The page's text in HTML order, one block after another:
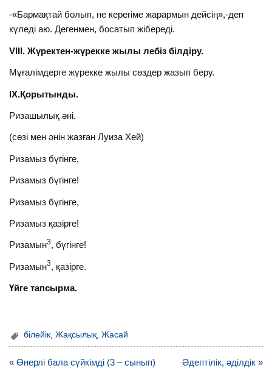
-«Бармақтай болып, не керегіме жарармын дейсің»,-деп
күледі аю. Дегенмен, босатып жібереді.
VІІІ. Жүректен-жүрекке жылы лебіз білдіру.
Мұғалімдерге жүрекке жылы сөздер жазып беру.
ІХ.Қорытынды.
Ризашылық әні.
(сөзі мен әнін жазған Луиза Хей)
Ризамыз бүгінге,
Ризамыз бүгінге!
Ризамыз бүгінге,
Ризамыз қазірге!
Ризамын3, бүгінге!
Ризамын3, қазірге.
Үйге тапсырма.
білейік,Жақсылық,Жасай
Навигация
« Өнерлі бала сүйкімді (3 – сынып) Әдептілік, әділдік »